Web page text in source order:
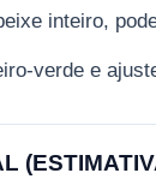
inteiro,
verde e